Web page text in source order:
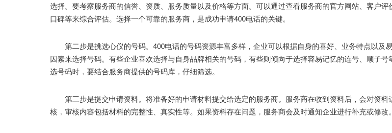
选择。要考察服务商的信誉、资质、服务质量以及价格等方面。可以通过查看服务商的官方网站、客户评
口碑等来综合评估。选择一个可靠的服务商，是成功申请400电话的关键。
第二步是挑选心仪的号码。400电话的号码资源丰富多样，企业可以根据自身的喜好、业务特点以及
因素来选择号码。有些企业喜欢选择与自身品牌相关的号码，有些则倾向于选择容易记忆的连号、顺子号
选号码时，要结合服务商提供的号码库，仔细筛选。
第三步是提交申请资料。将准备好的申请材料提交给选定的服务商。服务商在收到资料后，会对资料
核，审核内容包括材料的完整性、真实性等。如果资料存在问题，服务商会及时通知企业进行补充或修改。